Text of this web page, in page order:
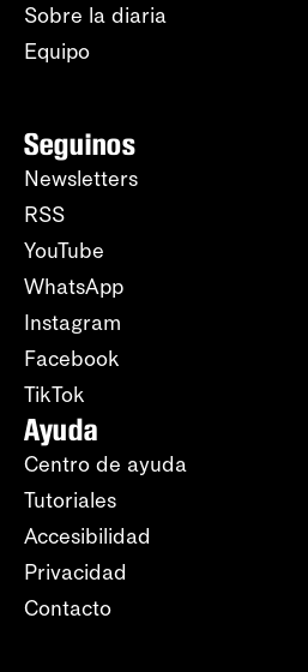
Sobre la diaria
Equipo
Seguinos
Newsletters
RSS
YouTube
WhatsApp
Instagram
Facebook
TikTok
Ayuda
Centro de ayuda
Tutoriales
Accesibilidad
Privacidad
Contacto